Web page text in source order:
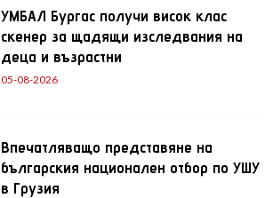
УМБАЛ Бургас получи висок клас
скенер за щадящи изследвания на
деца и възрастни
05-08-2026
Впечатляващо представяне на
българския национален отбор по УШУ
в Грузия